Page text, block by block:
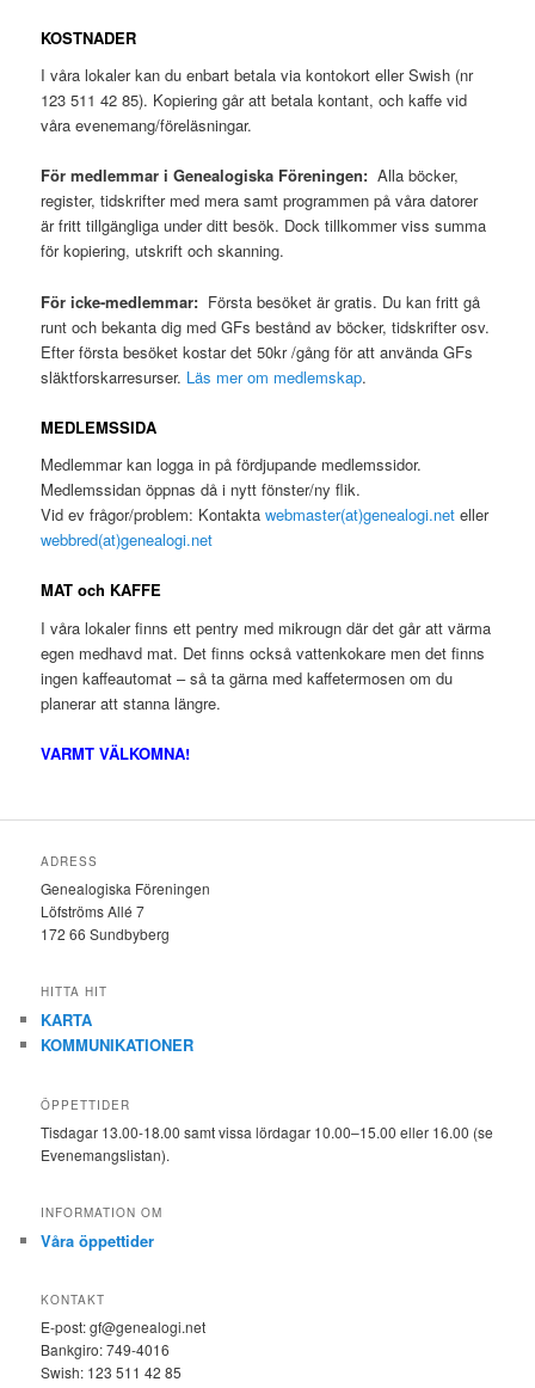
KOSTNADER
I våra lokaler kan du enbart betala via kontokort eller Swish (nr
123 511 42 85). Kopiering går att betala kontant, och kaffe vid
våra evenemang/föreläsningar.
För medlemmar i Genealogiska Föreningen: Alla böcker,
register, tidskrifter med mera samt programmen på våra datorer
är fritt tillgängliga under ditt besök. Dock tillkommer viss summa
för kopiering, utskrift och skanning.
För icke-medlemmar: Första besöket är gratis. Du kan fritt gå
runt och bekanta dig med GFs bestånd av böcker, tidskrifter osv.
Efter första besöket kostar det 50kr /gång för att använda GFs
släktforskarresurser. Läs mer om medlemskap.
MEDLEMSSIDA
Medlemmar kan logga in på fördjupande medlemssidor.
Medlemssidan öppnas då i nytt fönster/ny flik.
Vid ev frågor/problem: Kontaktawebmaster(at)genealogi.net eller
webbred(at)genealogi.net
MAT och KAFFE
I våra lokaler finns ett pentry med mikrougn där det går att värma
egen medhavd mat. Det finns också vattenkokare men det finns
ingen kaffeautomat – så ta gärna med kaffetermosen om du
planerar att stanna längre.
VARMT VÄLKOMNA!
ADRESS
Genealogiska Föreningen
Löfströms Allé 7
172 66 Sundbyberg
HITTA HIT
KARTA
KOMMUNIKATIONER
ÖPPETTIDER
Tisdagar 13.00-18.00 samt vissa lördagar 10.00–15.00 eller 16.00 (se
Evenemangslistan).
INFORMATION OM
Våra öppettider
KONTAKT
E-post: gf@genealogi.net
Bankgiro: 749-4016
Swish: 123 511 42 85